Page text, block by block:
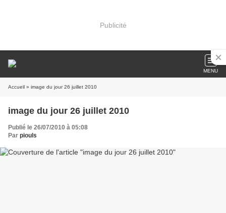
Publicité
MENU
Accueil » image du jour 26 juillet 2010
image du jour 26 juillet 2010
Publié le 26/07/2010 à 05:08
Par piouls